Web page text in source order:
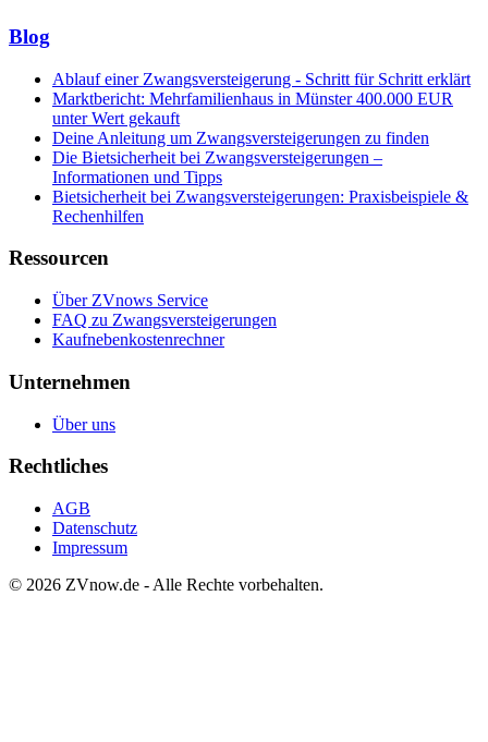
Blog
Ablauf einer Zwangsversteigerung - Schritt für Schritt erklärt
Marktbericht: Mehrfamilienhaus in Münster 400.000 EUR
unter Wert gekauft
Deine Anleitung um Zwangsversteigerungen zu finden
Die Bietsicherheit bei Zwangsversteigerungen –
Informationen und Tipps
Bietsicherheit bei Zwangsversteigerungen: Praxisbeispiele &
Rechenhilfen
Ressourcen
Über ZVnows Service
FAQ zu Zwangsversteigerungen
Kaufnebenkostenrechner
Unternehmen
Über uns
Rechtliches
AGB
Datenschutz
Impressum
© 2026 ZVnow.de - Alle Rechte vorbehalten.